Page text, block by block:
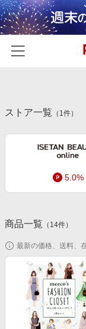
カテゴリー一覧
百貨店・総合ECモ
ファッション・イン
食品・スイーツ・お
家電・PC・スマホ
エンタメ
スポーツ・アウトド
インテリア・寝具
初回購入者限定特典
新着ストアのご紹介
電子書籍特集
楽天ペイ導入ストア
楽天サービス特集
旅行特集
わくわく夏特集
友達紹介
楽天IDでログイ
ストア一覧 （ 1件）
5.0%
商品一覧 （ 14件）
最新の価格、送料、